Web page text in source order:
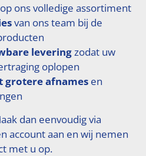
op ons volledige assortiment
van ons team bij de
leveringzodat uw
oplopen
grotere afnamesen
dan eenvoudig via
account aan en wij nemen
met u op.